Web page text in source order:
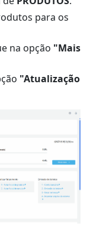
para os
na opção "Mais
"Atualização